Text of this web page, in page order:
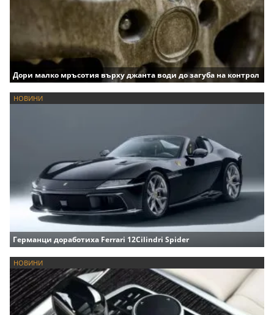
Дори малко мръсотия върху джанта води до загуба на контрол
НОВИНИ
Германци доработиха Ferrari 12Cilindri Spider
НОВИНИ